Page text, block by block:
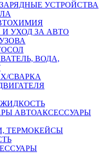
УСТРОЙСТВА
УХОД ЗА АВТО
ВОДА,
СВАРКА
АВТОАКСЕССУАРЫ
ТЕРМОКЕЙСЫ